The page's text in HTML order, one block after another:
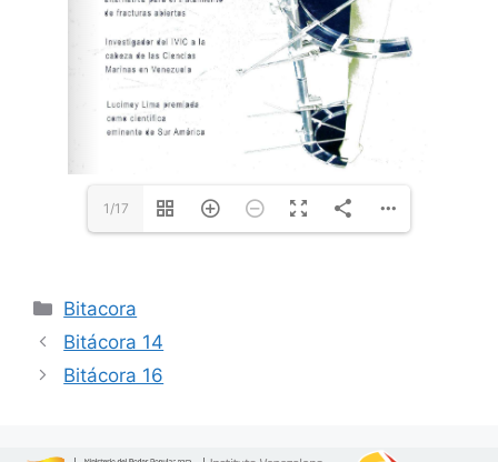
1/17
Bitacora
Bitácora 14
Bitácora 16